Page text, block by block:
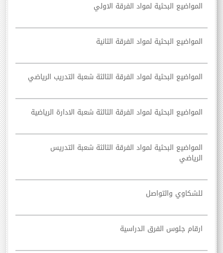
المواضيع البحثية لمواد الفرقة الاولي
المواضيع البحثية لمواد الفرقة الثانية
المواضيع البحثية لمواد الفرقة الثالثة شعبة التدريب الرياضي
المواضيع البحثية لمواد الفرقة الثالثة شعبة الادارة الرياضية
المواضيع البحثية لمواد الفرقة الثالثة شعبة التدريس
الرياضي
للشكاوي والتواصل
ارقام جلوس الفرق الدراسية